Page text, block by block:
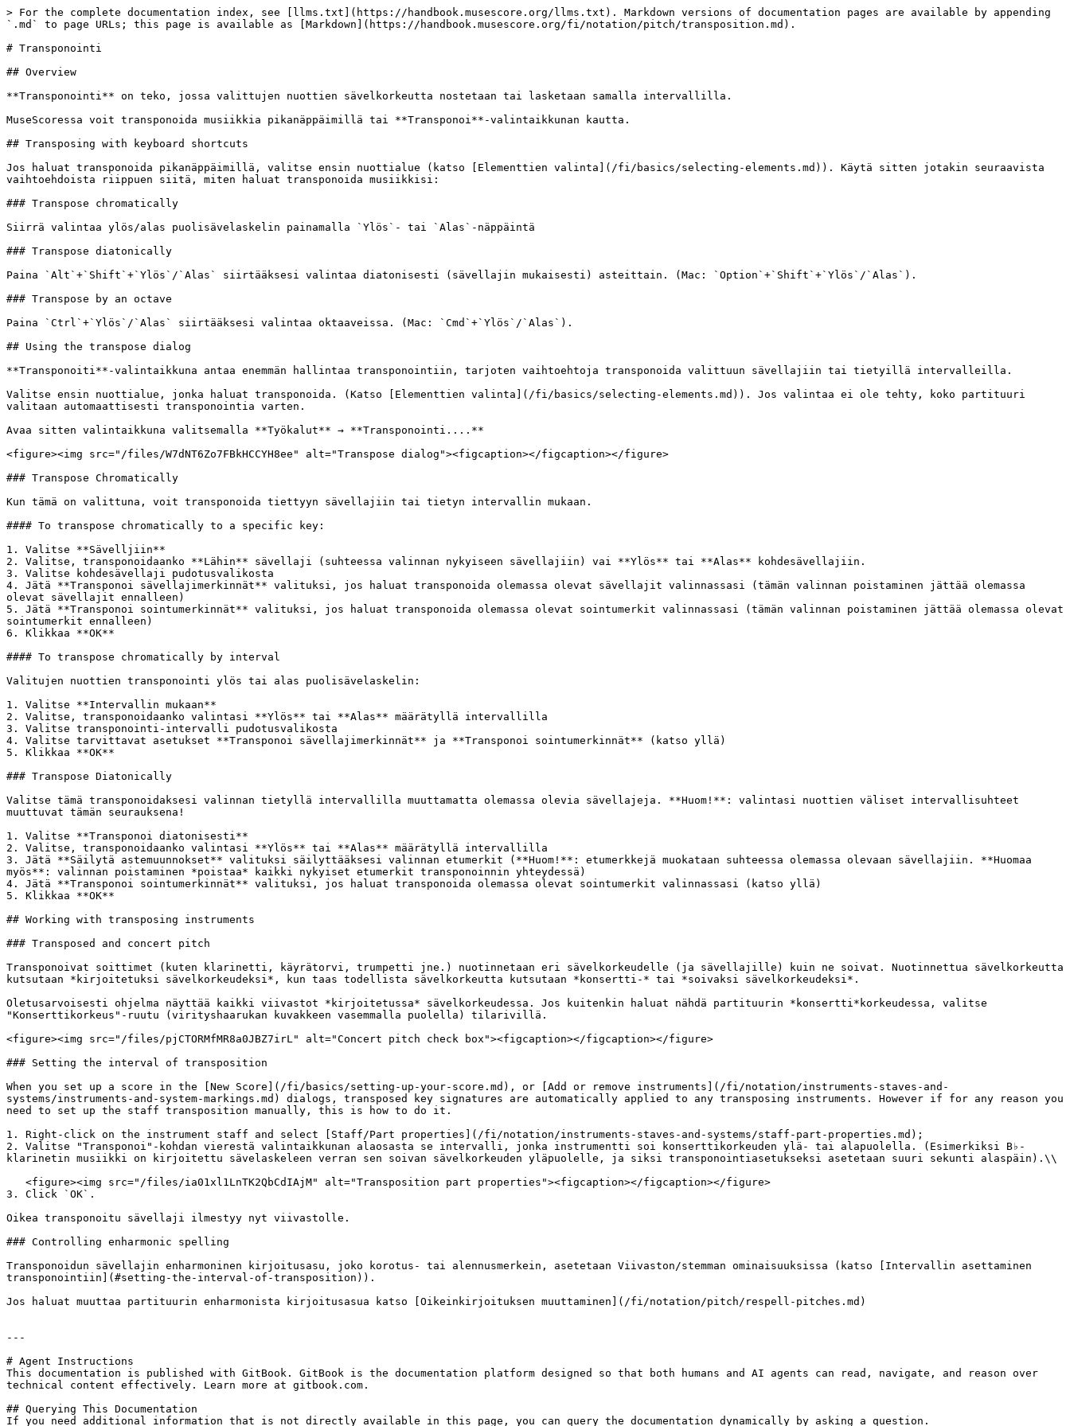
> For the complete documentation index, see [llms.txt](https://handbook.musescore.org/llms.txt). Markdown versions of documentation pages are available by appending
`.md` to page URLs; this page is available as [Markdown](https://handbook.musescore.org/fi/notation/pitch/transposition.md).
# Transponointi
## Overview
**Transponointi** on teko, jossa valittujen nuottien sävelkorkeutta nostetaan tai lasketaan samalla intervallilla.
MuseScoressa voit transponoida musiikkia pikanäppäimillä tai **Transponoi**-valintaikkunan kautta.
## Transposing with keyboard shortcuts
Jos haluat transponoida pikanäppäimillä, valitse ensin nuottialue (katso [Elementtien valinta](/fi/basics/selecting-elements.md)). Käytä sitten jotakin seuraavista
vaihtoehdoista riippuen siitä, miten haluat transponoida musiikkisi:
### Transpose chromatically
Siirrä valintaa ylös/alas puolisävelaskelin painamalla `Ylös`- tai `Alas`-näppäintä
### Transpose diatonically
Paina `Alt`+`Shift`+`Ylös`/`Alas` siirtääksesi valintaa diatonisesti (sävellajin mukaisesti) asteittain. (Mac: `Option`+`Shift`+`Ylös`/`Alas`).
### Transpose by an octave
Paina `Ctrl`+`Ylös`/`Alas` siirtääksesi valintaa oktaaveissa. (Mac: `Cmd`+`Ylös`/`Alas`).
## Using the transpose dialog
**Transponoiti**-valintaikkuna antaa enemmän hallintaa transponointiin, tarjoten vaihtoehtoja transponoida valittuun sävellajiin tai tietyillä intervalleilla.
Valitse ensin nuottialue, jonka haluat transponoida. (Katso [Elementtien valinta](/fi/basics/selecting-elements.md)). Jos valintaa ei ole tehty, koko partituuri
valitaan automaattisesti transponointia varten.
Avaa sitten valintaikkuna valitsemalla **Työkalut** → **Transponointi....**
<figure><img src="/files/W7dNT6Zo7FBkHCCYH8ee" alt="Transpose dialog"><figcaption></figcaption></figure>
### Transpose Chromatically
Kun tämä on valittuna, voit transponoida tiettyyn sävellajiin tai tietyn intervallin mukaan.
#### To transpose chromatically to a specific key:
1. Valitse **Sävelljiin**
2. Valitse, transponoidaanko **Lähin** sävellaji (suhteessa valinnan nykyiseen sävellajiin) vai **Ylös** tai **Alas** kohdesävellajiin.
3. Valitse kohdesävellaji pudotusvalikosta
4. Jätä **Transponoi sävellajimerkinnät** valituksi, jos haluat transponoida olemassa olevat sävellajit valinnassasi (tämän valinnan poistaminen jättää olemassa
olevat sävellajit ennalleen)
5. Jätä **Transponoi sointumerkinnät** valituksi, jos haluat transponoida olemassa olevat sointumerkit valinnassasi (tämän valinnan poistaminen jättää olemassa olevat
sointumerkit ennalleen)
6. Klikkaa **OK**
#### To transpose chromatically by interval
Valitujen nuottien transponointi ylös tai alas puolisävelaskelin:
1. Valitse **Intervallin mukaan**
2. Valitse, transponoidaanko valintasi **Ylös** tai **Alas** määrätyllä intervallilla
3. Valitse transponointi-intervalli pudotusvalikosta
4. Valitse tarvittavat asetukset **Transponoi sävellajimerkinnät** ja **Transponoi sointumerkinnät** (katso yllä)
5. Klikkaa **OK**
### Transpose Diatonically
Valitse tämä transponoidaksesi valinnan tietyllä intervallilla muuttamatta olemassa olevia sävellajeja. **Huom!**: valintasi nuottien väliset intervallisuhteet
muuttuvat tämän seurauksena!
1. Valitse **Transponoi diatonisesti**
2. Valitse, transponoidaanko valintasi **Ylös** tai **Alas** määrätyllä intervallilla
3. Jätä **Säilytä astemuunnokset** valituksi säilyttääksesi valinnan etumerkit (**Huom!**: etumerkkejä muokataan suhteessa olemassa olevaan sävellajiin. **Huomaa
myös**: valinnan poistaminen *poistaa* kaikki nykyiset etumerkit transponoinnin yhteydessä)
4. Jätä **Transponoi sointumerkinnät** valituksi, jos haluat transponoida olemassa olevat sointumerkit valinnassasi (katso yllä)
5. Klikkaa **OK**
## Working with transposing instruments
### Transposed and concert pitch
Transponoivat soittimet (kuten klarinetti, käyrätorvi, trumpetti jne.) nuotinnetaan eri sävelkorkeudelle (ja sävellajille) kuin ne soivat. Nuotinnettua sävelkorkeutta
kutsutaan *kirjoitetuksi sävelkorkeudeksi*, kun taas todellista sävelkorkeutta kutsutaan *konsertti-* tai *soivaksi sävelkorkeudeksi*.
Oletusarvoisesti ohjelma näyttää kaikki viivastot *kirjoitetussa* sävelkorkeudessa. Jos kuitenkin haluat nähdä partituurin *konsertti*korkeudessa, valitse
"Konserttikorkeus"-ruutu (virityshaarukan kuvakkeen vasemmalla puolella) tilarivillä.
<figure><img src="/files/pjCTORMfMR8a0JBZ7irL" alt="Concert pitch check box"><figcaption></figcaption></figure>
### Setting the interval of transposition
When you set up a score in the [New Score](/fi/basics/setting-up-your-score.md), or [Add or remove instruments](/fi/notation/instruments-staves-and-
systems/instruments-and-system-markings.md) dialogs, transposed key signatures are automatically applied to any transposing instruments. However if for any reason you
need to set up the staff transposition manually, this is how to do it.
1. Right-click on the instrument staff and select [Staff/Part properties](/fi/notation/instruments-staves-and-systems/staff-part-properties.md);
2. Valitse "Transponoi"-kohdan vierestä valintaikkunan alaosasta se intervalli, jonka instrumentti soi konserttikorkeuden ylä- tai alapuolella. (Esimerkiksi B♭-
klarinetin musiikki on kirjoitettu sävelaskeleen verran sen soivan sävelkorkeuden yläpuolelle, ja siksi transponointiasetukseksi asetetaan suuri sekunti alaspäin).\\
3. Click `OK`.
Oikea transponoitu sävellaji ilmestyy nyt viivastolle.
### Controlling enharmonic spelling
Transponoidun sävellajin enharmoninen kirjoitusasu, joko korotus- tai alennusmerkein, asetetaan Viivaston/stemman ominaisuuksissa (katso [Intervallin asettaminen
transponointiin](#setting-the-interval-of-transposition)).
Jos haluat muuttaa partituurin enharmonista kirjoitusasua katso [Oikeinkirjoituksen muuttaminen](/fi/notation/pitch/respell-pitches.md)
---
# Agent Instructions
This documentation is published with GitBook. GitBook is the documentation platform designed so that both humans and AI agents can read, navigate, and reason over
technical content effectively. Learn more at gitbook.com.
## Querying This Documentation
If you need additional information that is not directly available in this page, you can query the documentation dynamically by asking a question.